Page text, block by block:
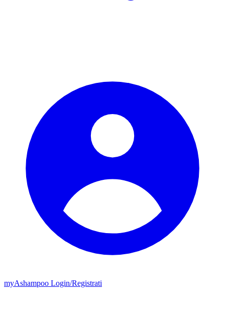
myAshampoo Login/Registrati